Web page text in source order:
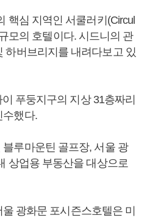
핵심 지역인 서쿨러키(Circul
모의 호텔이다. 시드니의 관
하버브리지를 내려다보고 있
푸둥지구의 지상 31층짜리
수했다.
루마운틴 골프장, 서울 광
상업용 부동산을 대상으로
광화문 포시즌스호텔은 미